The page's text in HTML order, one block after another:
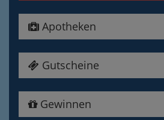
Apotheken
Gutscheine
Gewinnen